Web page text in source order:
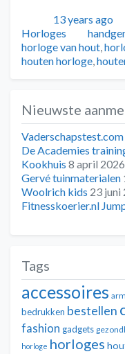
Geplaatst
13 years ago
Horloges
Tags
horloge van hout
houten horloge
Nieuwste
Vaderschapstest.com
De Academies
Kookhuis 8 april 2026
Gervé tuinmaterialen
Woolrich kids 23 juni
Fitnesskoerier.nl
Tags
accessoires
bedrukken bestellen
fashion gadgets
horloge horloges